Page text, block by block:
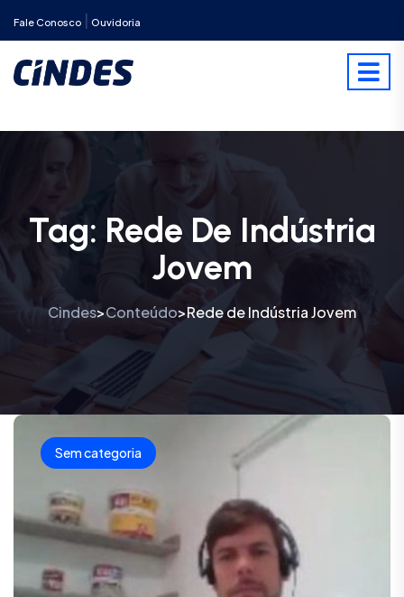
Fale Conosco Ouvidoria
Tag: Rede De Indústria
Jovem
Cindes>Conteúdo>Rede de Indústria Jovem
Sem categoria